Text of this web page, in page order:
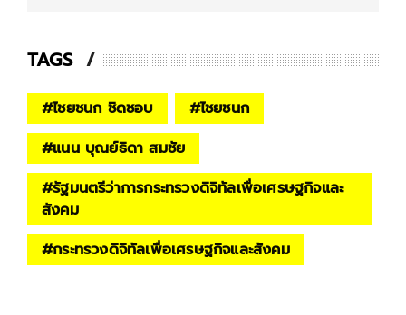
TAGS
#ไชยชนก ชิดชอบ #ไชยชนก
#แนน บุณย์ธิดา สมชัย
#รัฐมนตรีว่าการกระทรวงดิจิทัลเพื่อเศรษฐกิจและ
สังคม
#กระทรวงดิจิทัลเพื่อเศรษฐกิจและสังคม